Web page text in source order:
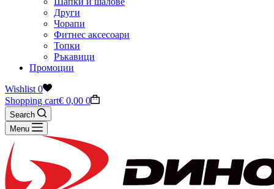
Други
Чорапи
Фитнес аксесоари
Топки
Ръкавици
Промоции
Wishlist 0
Shopping cart€ 0,00 0
Search
Menu